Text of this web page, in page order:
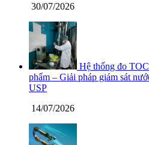
30/07/2026
Hệ thống đo
phẩm – Giải pháp giám sát
USP
14/07/2026